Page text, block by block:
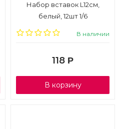
Набор вставок L12см,
белый, 12шт 1/6
В наличии
118 Р
В корзину